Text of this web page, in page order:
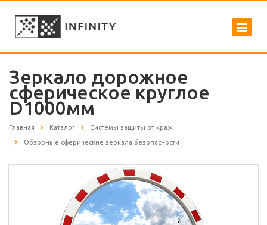
Зеркало дорожное
сферическое круглое
D1000мм
Главная Каталог Системы защиты от краж
Обзорные сферические зеркала безопасности